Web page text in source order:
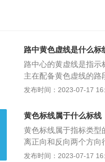
路中黄色虚线是什么标
路中心的黄虚线是指
主在配备黄色虚线的路
在不影响交通安全的情
速标志标明的最高时速
或者在容易发生危险的
象条件时，应当降低行
虚线是分隔同向行驶
线行驶，常常作为白色
发布时间：2023-07-17
黄色标线属于什么标线
黄色标线属于指标类型
离正向和反向两个方向
转，越线后继续往前行
发布时间：2023-07-17